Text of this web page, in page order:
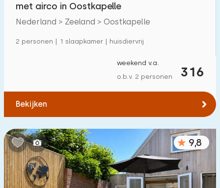
met airco in Oostkapelle
Nederland > Zeeland > Oostkapelle
2 personen | 1 slaapkamer | huisdiervrij
316
weekend v.a.
o.b.v. 2 personen
Bekijken
9,8